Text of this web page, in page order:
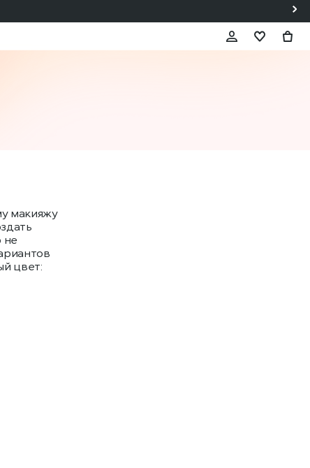
макияжу
не
цвет: